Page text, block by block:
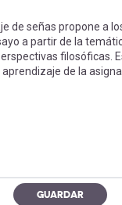
de señas propone a
a partir de la
filosóficas.
de la
GUARDAR